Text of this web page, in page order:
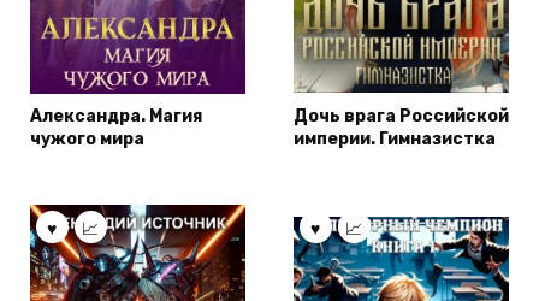
Александра. Магия
чужого мира
Дочь врага Российской
империи. Гимназистка